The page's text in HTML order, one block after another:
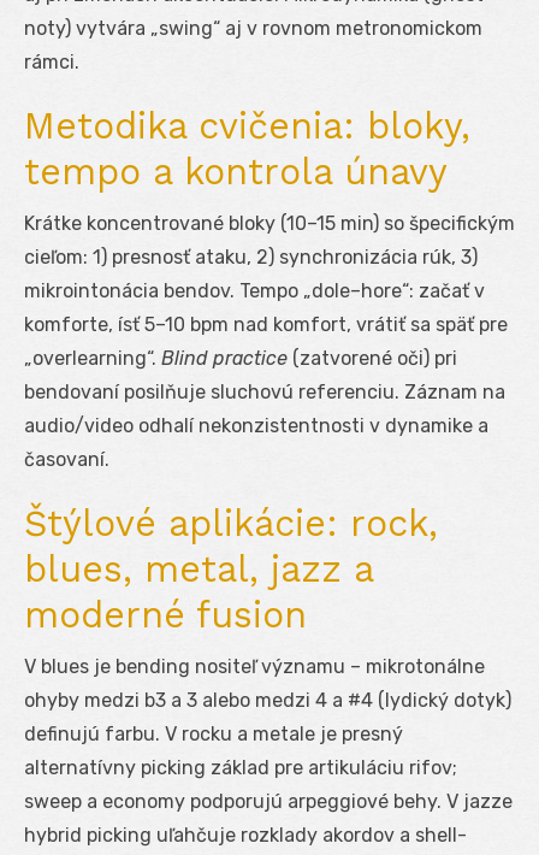
noty) vytvára „swing“ aj v rovnom metronomickom
rámci.
Metodika cvičenia: bloky,
tempo a kontrola únavy
Krátke koncentrované bloky (10–15 min) so špecifickým
cieľom: 1) presnosť ataku, 2) synchronizácia rúk, 3)
mikrointonácia bendov. Tempo „dole–hore“: začať v
komforte, ísť 5–10 bpm nad komfort, vrátiť sa späť pre
„overlearning“. Blind practice (zatvorené oči) pri
bendovaní posilňuje sluchovú referenciu. Záznam na
audio/video odhalí nekonzistentnosti v dynamike a
časovaní.
Štýlové aplikácie: rock,
blues, metal, jazz a
moderné fusion
V blues je bending nositeľ významu – mikrotonálne
ohyby medzi b3 a 3 alebo medzi 4 a #4 (lydický dotyk)
definujú farbu. V rocku a metale je presný
alternatívny picking základ pre artikuláciu rifov;
sweep a economy podporujú arpeggiové behy. V jazze
hybrid picking uľahčuje rozklady akordov a shell-